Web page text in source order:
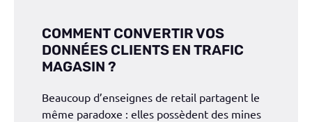
COMMENT CONVERTIR VOS
DONNÉES CLIENTS EN TRAFIC
MAGASIN ?
Beaucoup d’enseignes de retail partagent le
même paradoxe : elles possèdent des mines